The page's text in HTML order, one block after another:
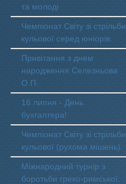
та молоді
Чемпіонат Світу зі стрільби
кульової серед юніорів.
Привітання з днем
народження Селезньова
О.П.
16 липня - День
бухгалтера!
Чемпіонат Світу зі стрільби
кульової (рухома мішень).
Міжнародний турнір з
боротьби греко-римської.